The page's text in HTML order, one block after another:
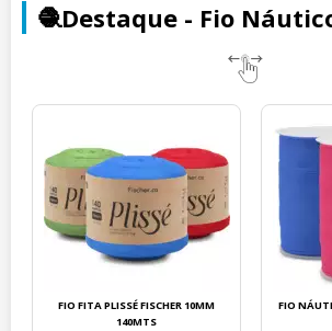
🧶Destaque - Fio
FIO FITA PLISSÉ FISCHER 10MM
140MTS
FIO